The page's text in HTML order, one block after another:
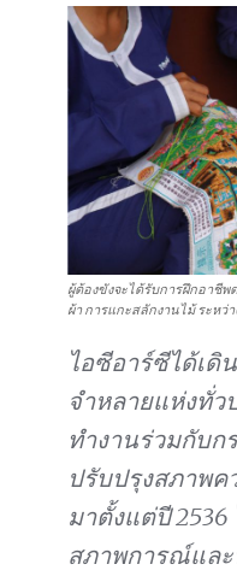
ผู้ต้องขังจะได้รับการฝึกอาชี
ผ้า การแกะสลักงานไม้ ระหว่
ไอซีอาร์ซีได้เดิ
จำหลายแห่งทั่ว
ทำงานร่วมกับ
ปรับปรุงสภาพค
มาตั้งแต่ปี
สภาพการณ์แล